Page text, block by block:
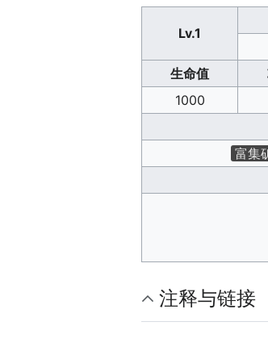
Lv.1
生命值
1000
富集
注释与链接